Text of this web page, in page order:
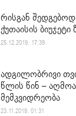
რისგან
ქუთაისის
25.12.2019. 17:39
ადგილობრივი
წლის წინ –
მემკვიდრეობა
23.11.2019. 01:31